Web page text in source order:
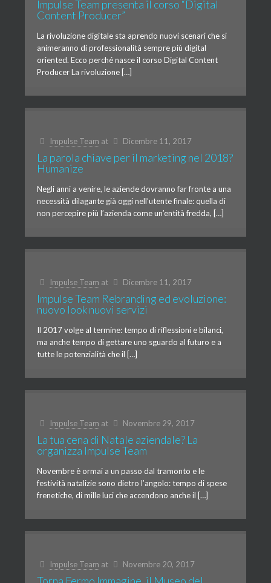
Impulse Team presenta il corso “Digital
Content Producer”
La rivoluzione digitale sta aprendo nuovi scenari che si
animeranno di professionalità sempre più digital
oriented. Ecco perché nasce il corso Digital Content
Producer La rivoluzione […]
Impulse Team at Dicembre 11, 2017
La parola chiave per il marketing nel 2018?
Humanize
Negli anni a venire, le aziende dovranno far fronte a una
necessità dilagante già oggi nell’utente finale: quella di
non percepire più l’azienda come un’entità fredda, […]
Impulse Team at Dicembre 11, 2017
Impulse Team Rebranding ed evoluzione:
nuovo look nuovi servizi
Il 2017 volge al termine: tempo di riflessioni e bilanci,
ma anche tempo di gettare uno sguardo al futuro e a
tutte le potenzialità che il […]
Impulse Team at Novembre 29, 2017
La tua cena di Natale aziendale? La
organizza Impulse Team
Novembre è ormai a un passo dal tramonto e le
festività natalizie sono dietro l’angolo: tempo di spese
frenetiche, di mille luci che accendono anche il […]
Impulse Team at Novembre 20, 2017